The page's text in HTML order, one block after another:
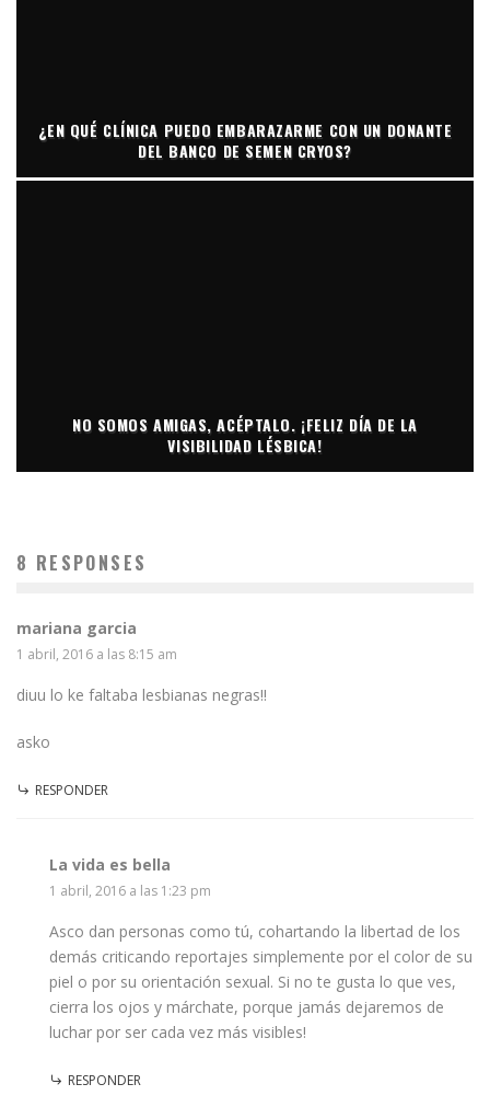
¿EN QUÉ CLÍNICA PUEDO EMBARAZARME CON UN DONANTE
DEL BANCO DE SEMEN CRYOS?
NO SOMOS AMIGAS, ACÉPTALO. ¡FELIZ DÍA DE LA
VISIBILIDAD LÉSBICA!
8 RESPONSES
mariana garcia
1 abril, 2016 a las 8:15 am
diuu lo ke faltaba lesbianas negras!!
asko
RESPONDER
La vida es bella
1 abril, 2016 a las 1:23 pm
Asco dan personas como tú, cohartando la libertad de los
demás criticando reportajes simplemente por el color de su
piel o por su orientación sexual. Si no te gusta lo que ves,
cierra los ojos y márchate, porque jamás dejaremos de
luchar por ser cada vez más visibles!
RESPONDER